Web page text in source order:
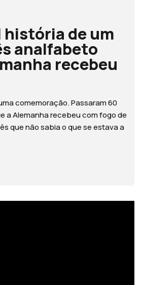
de um
analfabeto
recebeu
comemoração. Passaram 60
a Alemanha recebeu com fogo de
que não sabia o que se estava a